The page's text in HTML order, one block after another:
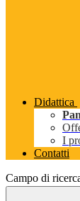
Didattica
I
Contatti
Campo di